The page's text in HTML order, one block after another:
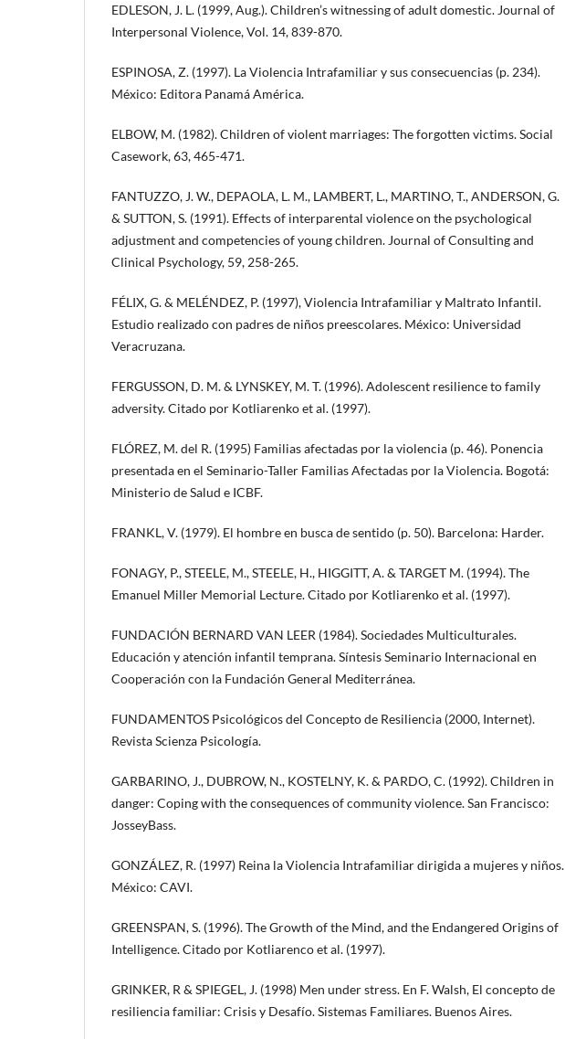
EDLESON, J. L. (1999, Aug.). Children’s witnessing of adult domestic. Journal of
Interpersonal Violence, Vol. 14, 839-870.
ESPINOSA, Z. (1997). La Violencia Intrafamiliar y sus consecuencias (p. 234).
México: Editora Panamá América.
ELBOW, M. (1982). Children of violent marriages: The forgotten victims. Social
Casework, 63, 465-471.
FANTUZZO, J. W., DEPAOLA, L. M., LAMBERT, L., MARTINO, T., ANDERSON, G.
& SUTTON, S. (1991). Effects of interparental violence on the psychological
adjustment and competencies of young children. Journal of Consulting and
Clinical Psychology, 59, 258-265.
FÉLIX, G. & MELÉNDEZ, P. (1997), Violencia Intrafamiliar y Maltrato Infantil.
Estudio realizado con padres de niños preescolares. México: Universidad
Veracruzana.
FERGUSSON, D. M. & LYNSKEY, M. T. (1996). Adolescent resilience to family
adversity. Citado por Kotliarenko et al. (1997).
FLÓREZ, M. del R. (1995) Familias afectadas por la violencia (p. 46). Ponencia
presentada en el Seminario-Taller Familias Afectadas por la Violencia. Bogotá:
Ministerio de Salud e ICBF.
FRANKL, V. (1979). El hombre en busca de sentido (p. 50). Barcelona: Harder.
FONAGY, P., STEELE, M., STEELE, H., HIGGITT, A. & TARGET M. (1994). The
Emanuel Miller Memorial Lecture. Citado por Kotliarenko et al. (1997).
FUNDACIÓN BERNARD VAN LEER (1984). Sociedades Multiculturales.
Educación y atención infantil temprana. Síntesis Seminario Internacional en
Cooperación con la Fundación General Mediterránea.
FUNDAMENTOS Psicológicos del Concepto de Resiliencia (2000, Internet).
Revista Scienza Psicología.
GARBARINO, J., DUBROW, N., KOSTELNY, K. & PARDO, C. (1992). Children in
danger: Coping with the consequences of community violence. San Francisco:
JosseyBass.
GONZÁLEZ, R. (1997) Reina la Violencia Intrafamiliar dirigida a mujeres y niños.
México: CAVI.
GREENSPAN, S. (1996). The Growth of the Mind, and the Endangered Origins of
Intelligence. Citado por Kotliarenco et al. (1997).
GRINKER, R & SPIEGEL, J. (1998) Men under stress. En F. Walsh, El concepto de
resiliencia familiar: Crisis y Desafío. Sistemas Familiares. Buenos Aires.